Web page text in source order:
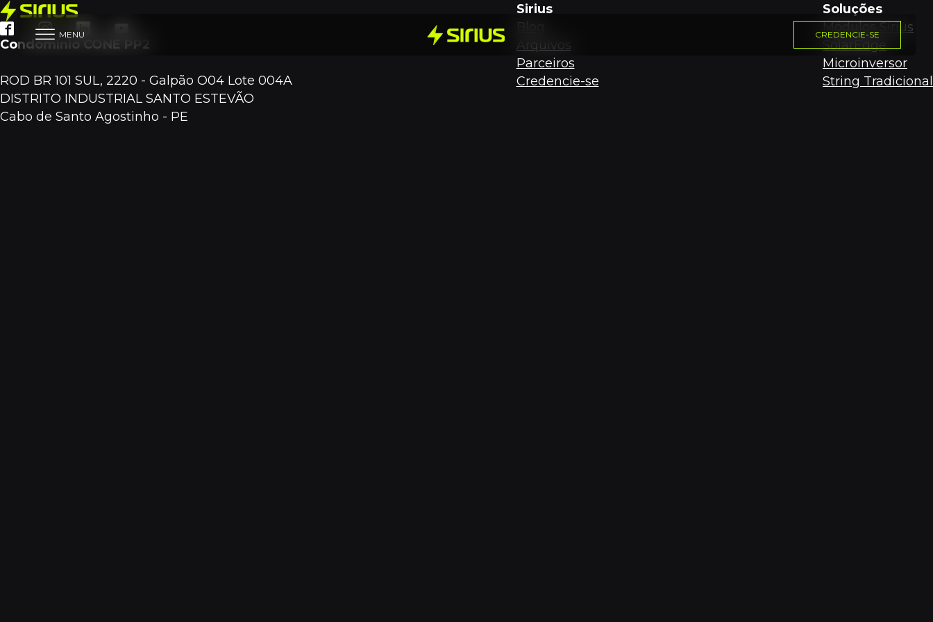
MENU CREDENCIE-SE
Condomínio CONE PP2
ROD BR 101 SUL, 2220 - Galpão O04 Lote 004A
DISTRITO INDUSTRIAL SANTO ESTEVÃO
Cabo de Santo Agostinho - PE
Sirius
Blog
Arquivos
Parceiros
Credencie-se
Soluções
Módulos Sirius
SolarEdge
Microinversor
String Tradicional